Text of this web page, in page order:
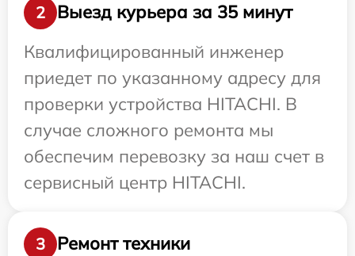
2
Выезд курьера за 35 минут
Квалифицированный инженер
приедет по указанному адресу для
проверки устройства HITACHI. В
случае сложного ремонта мы
обеспечим перевозку за наш счет в
сервисный центр HITACHI.
3
Ремонт техники